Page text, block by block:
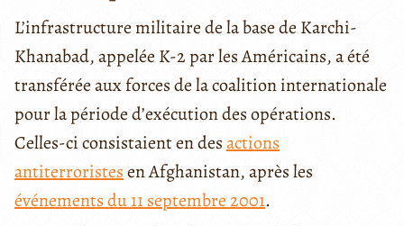
L’infrastructure militaire de la base de Karchi-
Khanabad, appelée K-2 par les Américains, a été
transférée aux forces de la coalition internationale
pour la période d’exécution des opérations.
Celles-ci consistaient en desactions
antiterroristesen Afghanistan, après les
événements du 11 septembre 2001.